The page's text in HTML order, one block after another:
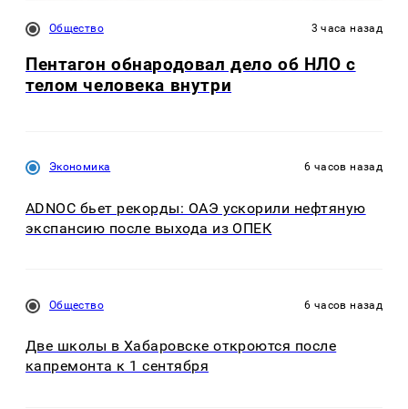
Общество 3 часа назад
Пентагон обнародовал дело об НЛО с
телом человека внутри
Экономика 6 часов назад
ADNOC бьет рекорды: ОАЭ ускорили нефтяную
экспансию после выхода из ОПЕК
Общество 6 часов назад
Две школы в Хабаровске откроются после
капремонта к 1 сентября